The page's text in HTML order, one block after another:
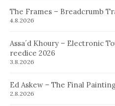
The Frames – Breadcrumb
4.8.2026
Assa´d Khoury – Electronic
reedice 2026
3.8.2026
Ed Askew – The Final
2.8.2026